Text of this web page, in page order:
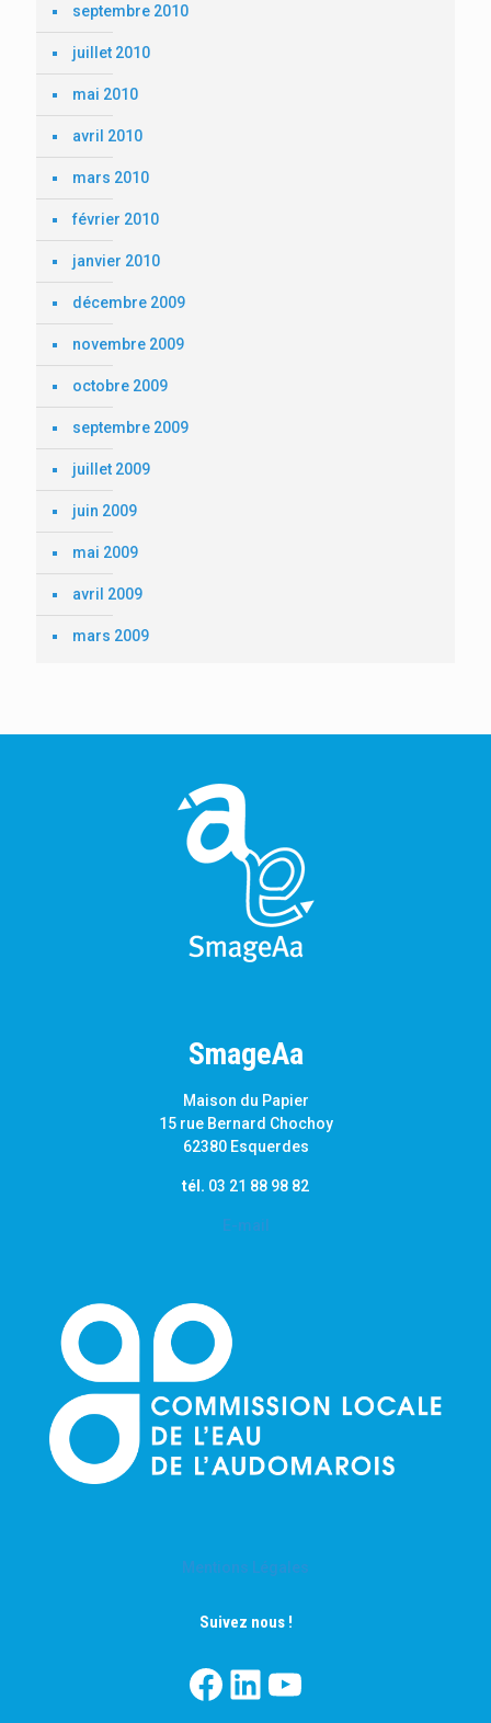
septembre 2010
juillet 2010
mai 2010
avril 2010
mars 2010
février 2010
janvier 2010
décembre 2009
novembre 2009
octobre 2009
septembre 2009
juillet 2009
juin 2009
mai 2009
avril 2009
mars 2009
SmageAa
Maison du Papier
15 rue Bernard Chochoy
62380 Esquerdes
tél. 03 21 88 98 82
E-mail
Mentions Légales
Suivez nous !
Facebook LinkedIn YouTube